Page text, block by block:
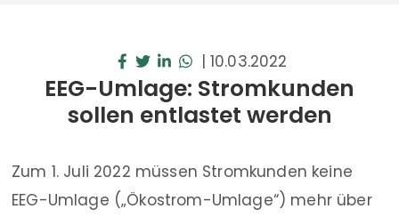
| 10.03.2022
EEG-Umlage: Stromkunden
sollen entlastet werden
Zum 1. Juli 2022 müssen Stromkunden keine
EEG-Umlage („Ökostrom-Umlage“) mehr über